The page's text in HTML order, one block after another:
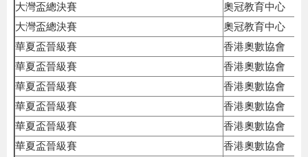
大灣盃總決賽
奧冠教育中心
大灣盃總決賽
奧冠教育中心
華夏盃晉級賽
香港奧數協會
華夏盃晉級賽
香港奧數協會
華夏盃晉級賽
香港奧數協會
華夏盃晉級賽
香港奧數協會
華夏盃晉級賽
香港奧數協會
華夏盃晉級賽
香港奧數協會